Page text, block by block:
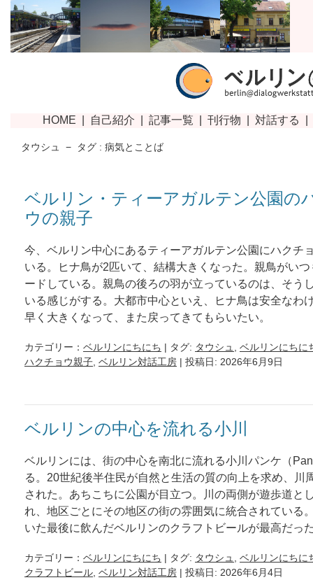
タウシュ − タグ : 病気とことば
ベルリン・ティーアガルテン公園の
ウの親子
今、ベルリン中心にあるティーアガルテン公園にハクチ
いる。ヒナ鳥が2匹いて、結構大きくなった。親鳥がい
ードしている。親鳥の後ろの羽が立っているのは、そう
いる感じがする。大都市中心といえ、ヒナ鳥は安全なわ
早く大きくなって、また戻ってきてもらいたい。
カテゴリー： ベルリンにちにち | タグ: タウシュ
ベルリンにちに
ハクチョウ親子 ベルリン対話工房 | 投稿日: 2026年6月9日
ベルリンの中心を流れる小川
ベルリンには、街の中心を南北に流れる小川パンケ（
る。20世紀後半住民が自然と生活の質の向上を求め、川
された。あちこちに公園が目立つ。川の両側が遊歩道と
れ、地区ごとにその地区の街の雰囲気に統合されている
いた最後に飲んだベルリンのクラフトビールが最高だっ
カテゴリー： ベルリンにちにち | タグ: タウシュ
ベルリンにちに
クラフトビール ベルリン対話工房 | 投稿日: 2026年6月4日